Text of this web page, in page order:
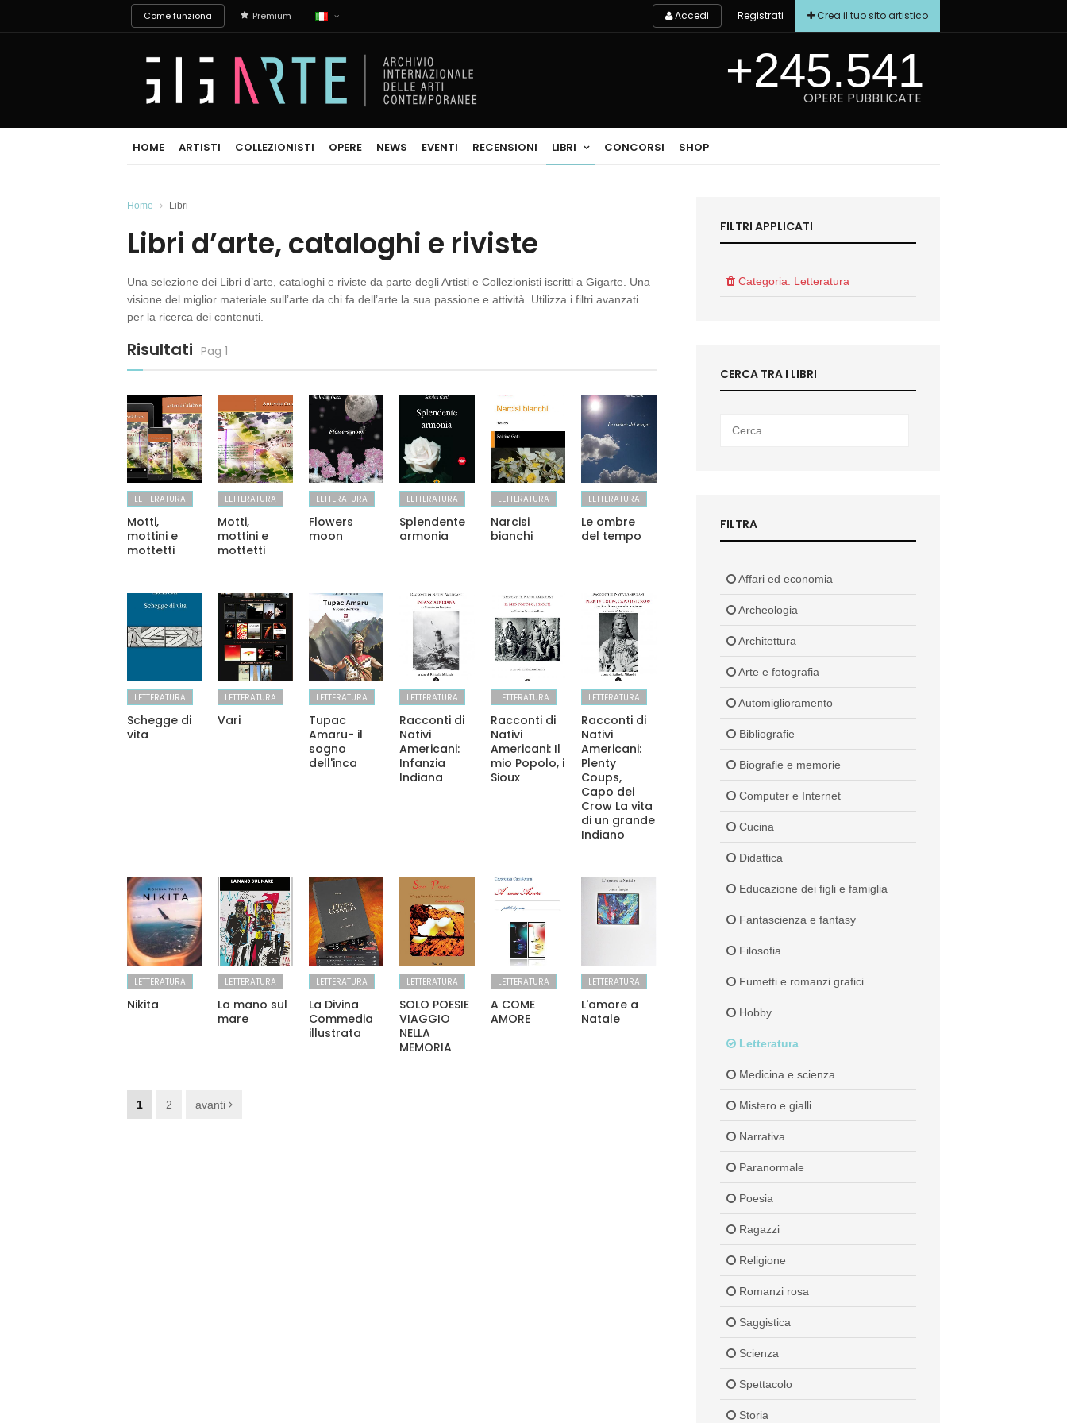
Come funziona Premium Crea il tuo sito artistico
Registrati
Accedi
+245.541
OPERE PUBBLICATE
HOME ARTISTI COLLEZIONISTI OPERE NEWS EVENTI RECENSIONI LIBRI CONCORSI SHOP
Home Libri
Libri d’arte, cataloghi e riviste
Una selezione dei Libri d’arte, cataloghi e riviste da parte degli Artisti e Collezionisti iscritti a Gigarte. Una
visione del miglior materiale sull’arte da chi fa dell’arte la sua passione e attività. Utilizza i filtri avanzati
per la ricerca dei contenuti.
Risultati Pag 1
LETTERATURA
Motti,
mottini e
mottetti
LETTERATURA
Motti,
mottini e
mottetti
LETTERATURA
Flowers
moon
LETTERATURA
Splendente
armonia
LETTERATURA
Narcisi
bianchi
LETTERATURA
Le ombre
del tempo
LETTERATURA
Schegge di
vita
LETTERATURA
Vari
LETTERATURA
Tupac
Amaru- il
sogno
dell'inca
LETTERATURA
Racconti di
Nativi
Americani:
Infanzia
Indiana
LETTERATURA
Racconti di
Nativi
Americani: Il
mio Popolo, i
Sioux
LETTERATURA
Racconti di
Nativi
Americani:
Plenty
Coups,
Capo dei
Crow La vita
di un grande
Indiano
LETTERATURA
Nikita
LETTERATURA
La mano sul
mare
LETTERATURA
La Divina
Commedia
illustrata
LETTERATURA
SOLO POESIE
VIAGGIO
NELLA
MEMORIA
LETTERATURA
A COME
AMORE
LETTERATURA
L'amore a
Natale
1 2 avanti
FILTRI APPLICATI
Categoria: Letteratura
CERCA TRA I LIBRI
FILTRA
Affari ed economia
Archeologia
Architettura
Arte e fotografia
Automiglioramento
Bibliografie
Biografie e memorie
Computer e Internet
Cucina
Didattica
Educazione dei figli e famiglia
Fantascienza e fantasy
Filosofia
Fumetti e romanzi grafici
Hobby
Letteratura
Medicina e scienza
Mistero e gialli
Narrativa
Paranormale
Poesia
Ragazzi
Religione
Romanzi rosa
Saggistica
Scienza
Spettacolo
Storia